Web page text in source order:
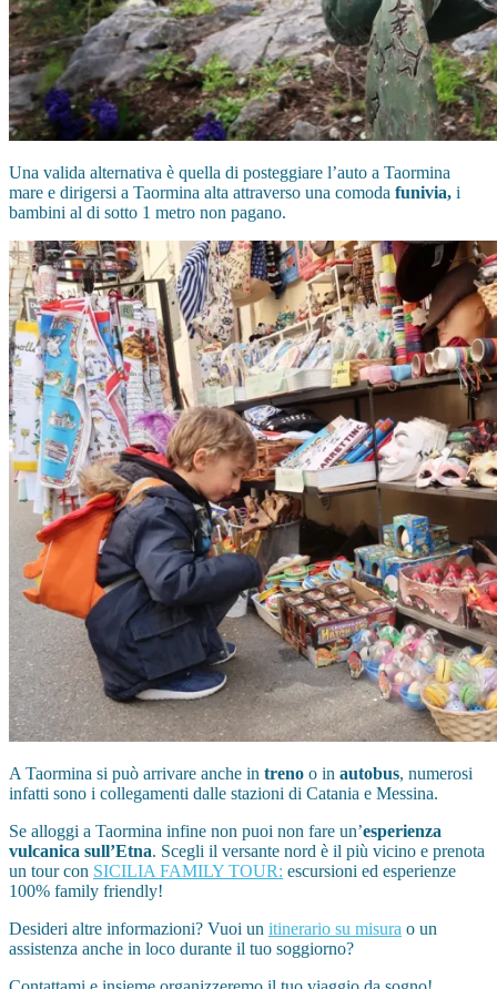
Una valida alternativa è quella di posteggiare l’auto a Taormina
mare e dirigersi a Taormina alta attraverso una comoda funivia, i
bambini al di sotto 1 metro non pagano.
A Taormina si può arrivare anche in treno o in autobus, numerosi
infatti sono i collegamenti dalle stazioni di Catania e Messina.
Se alloggi a Taormina infine non puoi non fare un’esperienza
vulcanica sull’Etna. Scegli il versante nord è il più vicino e prenota
un tour con SICILIA FAMILY TOUR: escursioni ed esperienze
100% family friendly!
Desideri altre informazioni? Vuoi un itinerario su misura o un
assistenza anche in loco durante il tuo soggiorno?